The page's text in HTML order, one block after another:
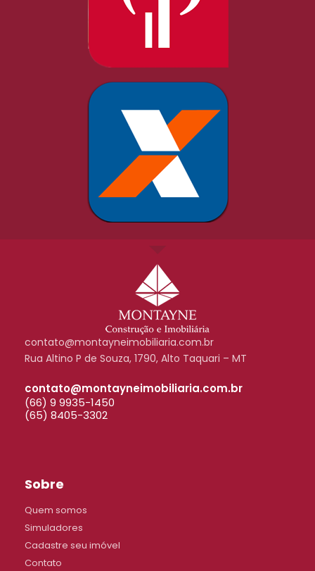
contato@montayneimobiliaria.com.br
Rua Altino P de Souza, 1790, Alto Taquari – MT
contato@montayneimobiliaria.com.br
(66) 9 9935-1450
(65) 8405-3302
Sobre
Quem somos
Simuladores
Cadastre seu imóvel
Contato